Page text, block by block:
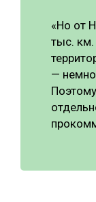
«Но от
тыс.
—